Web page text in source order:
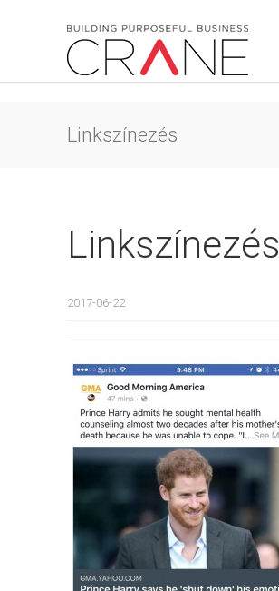
Linkszínezés
Linkszínezés
2017-06-22